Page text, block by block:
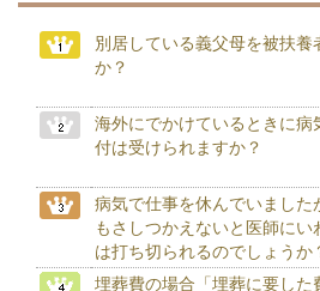
別居している義父母を被扶養
か？
海外にでかけているときに病
付は受けられますか？
病気で仕事を休んでいました
もさしつかえないと医師に
は打ち切られるのでしょうか
埋葬費の場合「埋葬に要した